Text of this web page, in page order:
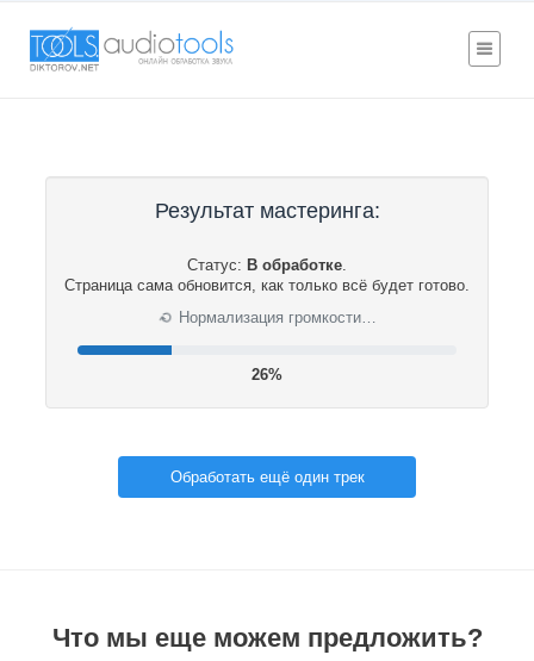
Результат мастеринга:
Статус: В обработке.
Страница сама обновится, как только всё будет готово.
⟳ Нормализация громкости…
26%
Обработать ещё один трек
Что мы еще можем предложить?